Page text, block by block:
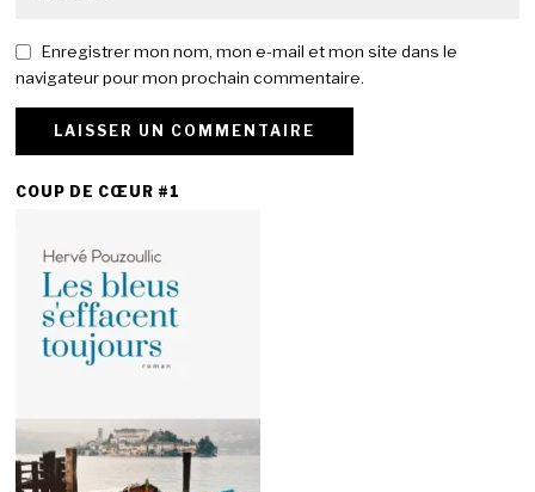
Enregistrer mon nom, mon e-mail et mon site dans le
navigateur pour mon prochain commentaire.
COUP DE CŒUR #1